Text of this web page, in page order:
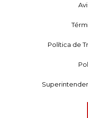
Política de